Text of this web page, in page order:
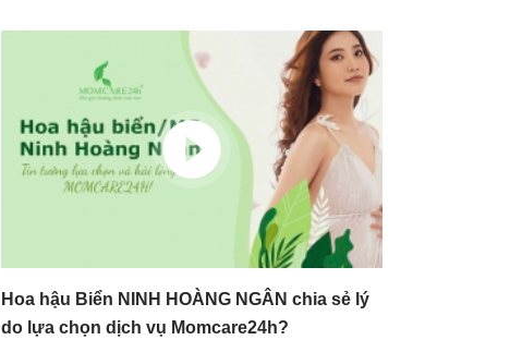
Hoa hậu Biển NINH HOÀNG NGÂN chia sẻ lý
do lựa chọn dịch vụ Momcare24h?